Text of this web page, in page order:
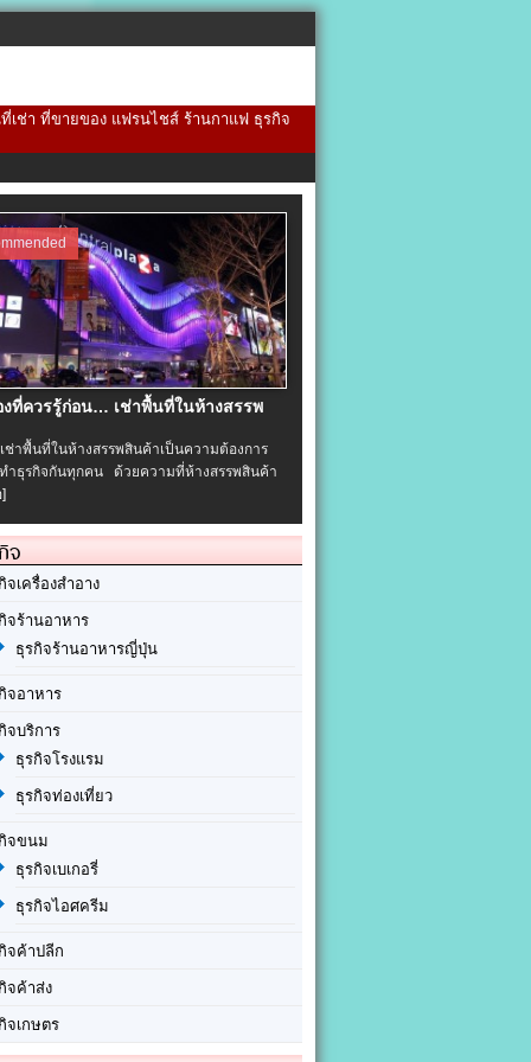
เช่า ที่ขายของ แฟรนไชส์ ร้านกาแฟ ธุรกิจ
งที่ควรรู้ก่อน… เช่าพื้นที่ในห้างสรรพ
าพื้นที่ในห้างสรรพสินค้าเป็นความต้องการ
ำธุรกิจกันทุกคน ด้วยความที่ห้างสรรพสินค้า
จ
จเครื่องสำอาง
จร้านอาหาร
ธุรกิจร้านอาหารญี่ปุ่น
จอาหาร
จบริการ
ธุรกิจโรงแรม
ธุรกิจท่องเที่ยว
จขนม
ธุรกิจเบเกอรี่
ธุรกิจไอศครีม
จค้าปลีก
จค้าส่ง
จเกษตร